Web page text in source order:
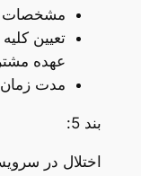
مشخصات
تعیین
عهده
مدت زمان
بند 5:
اختلال در